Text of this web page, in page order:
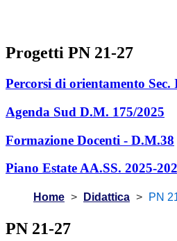
Progetti PN 21-27
Percorsi di orientamento Sec.
Agenda Sud D.M. 175/2025
Formazione Docenti - D.M.38
Piano Estate AA.SS. 2025-
Home Didattica PN
PN 21-27